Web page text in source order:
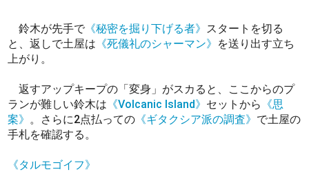
鈴木が先手で 《秘密を掘り下げる者》 スタートを切る
と、返しで土屋は 《死儀礼のシャーマン》 を送り出す立ち
上がり。
返すアップキープの「変身」がスカると、ここからのプ
ランが難しい鈴木は 《Volcanic Island》 セットから 《思
案》 。さらに2点払っての 《ギタクシア派の調査》 で土屋の
手札を確認する。
《タルモゴイフ》